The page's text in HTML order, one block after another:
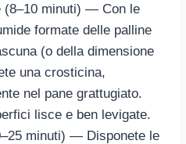
(8–10 minuti) — Con le
formate delle palline
(o della dimensione
una crosticina,
nel pane grattugiato.
lisce e ben levigate.
minuti) — Disponete le